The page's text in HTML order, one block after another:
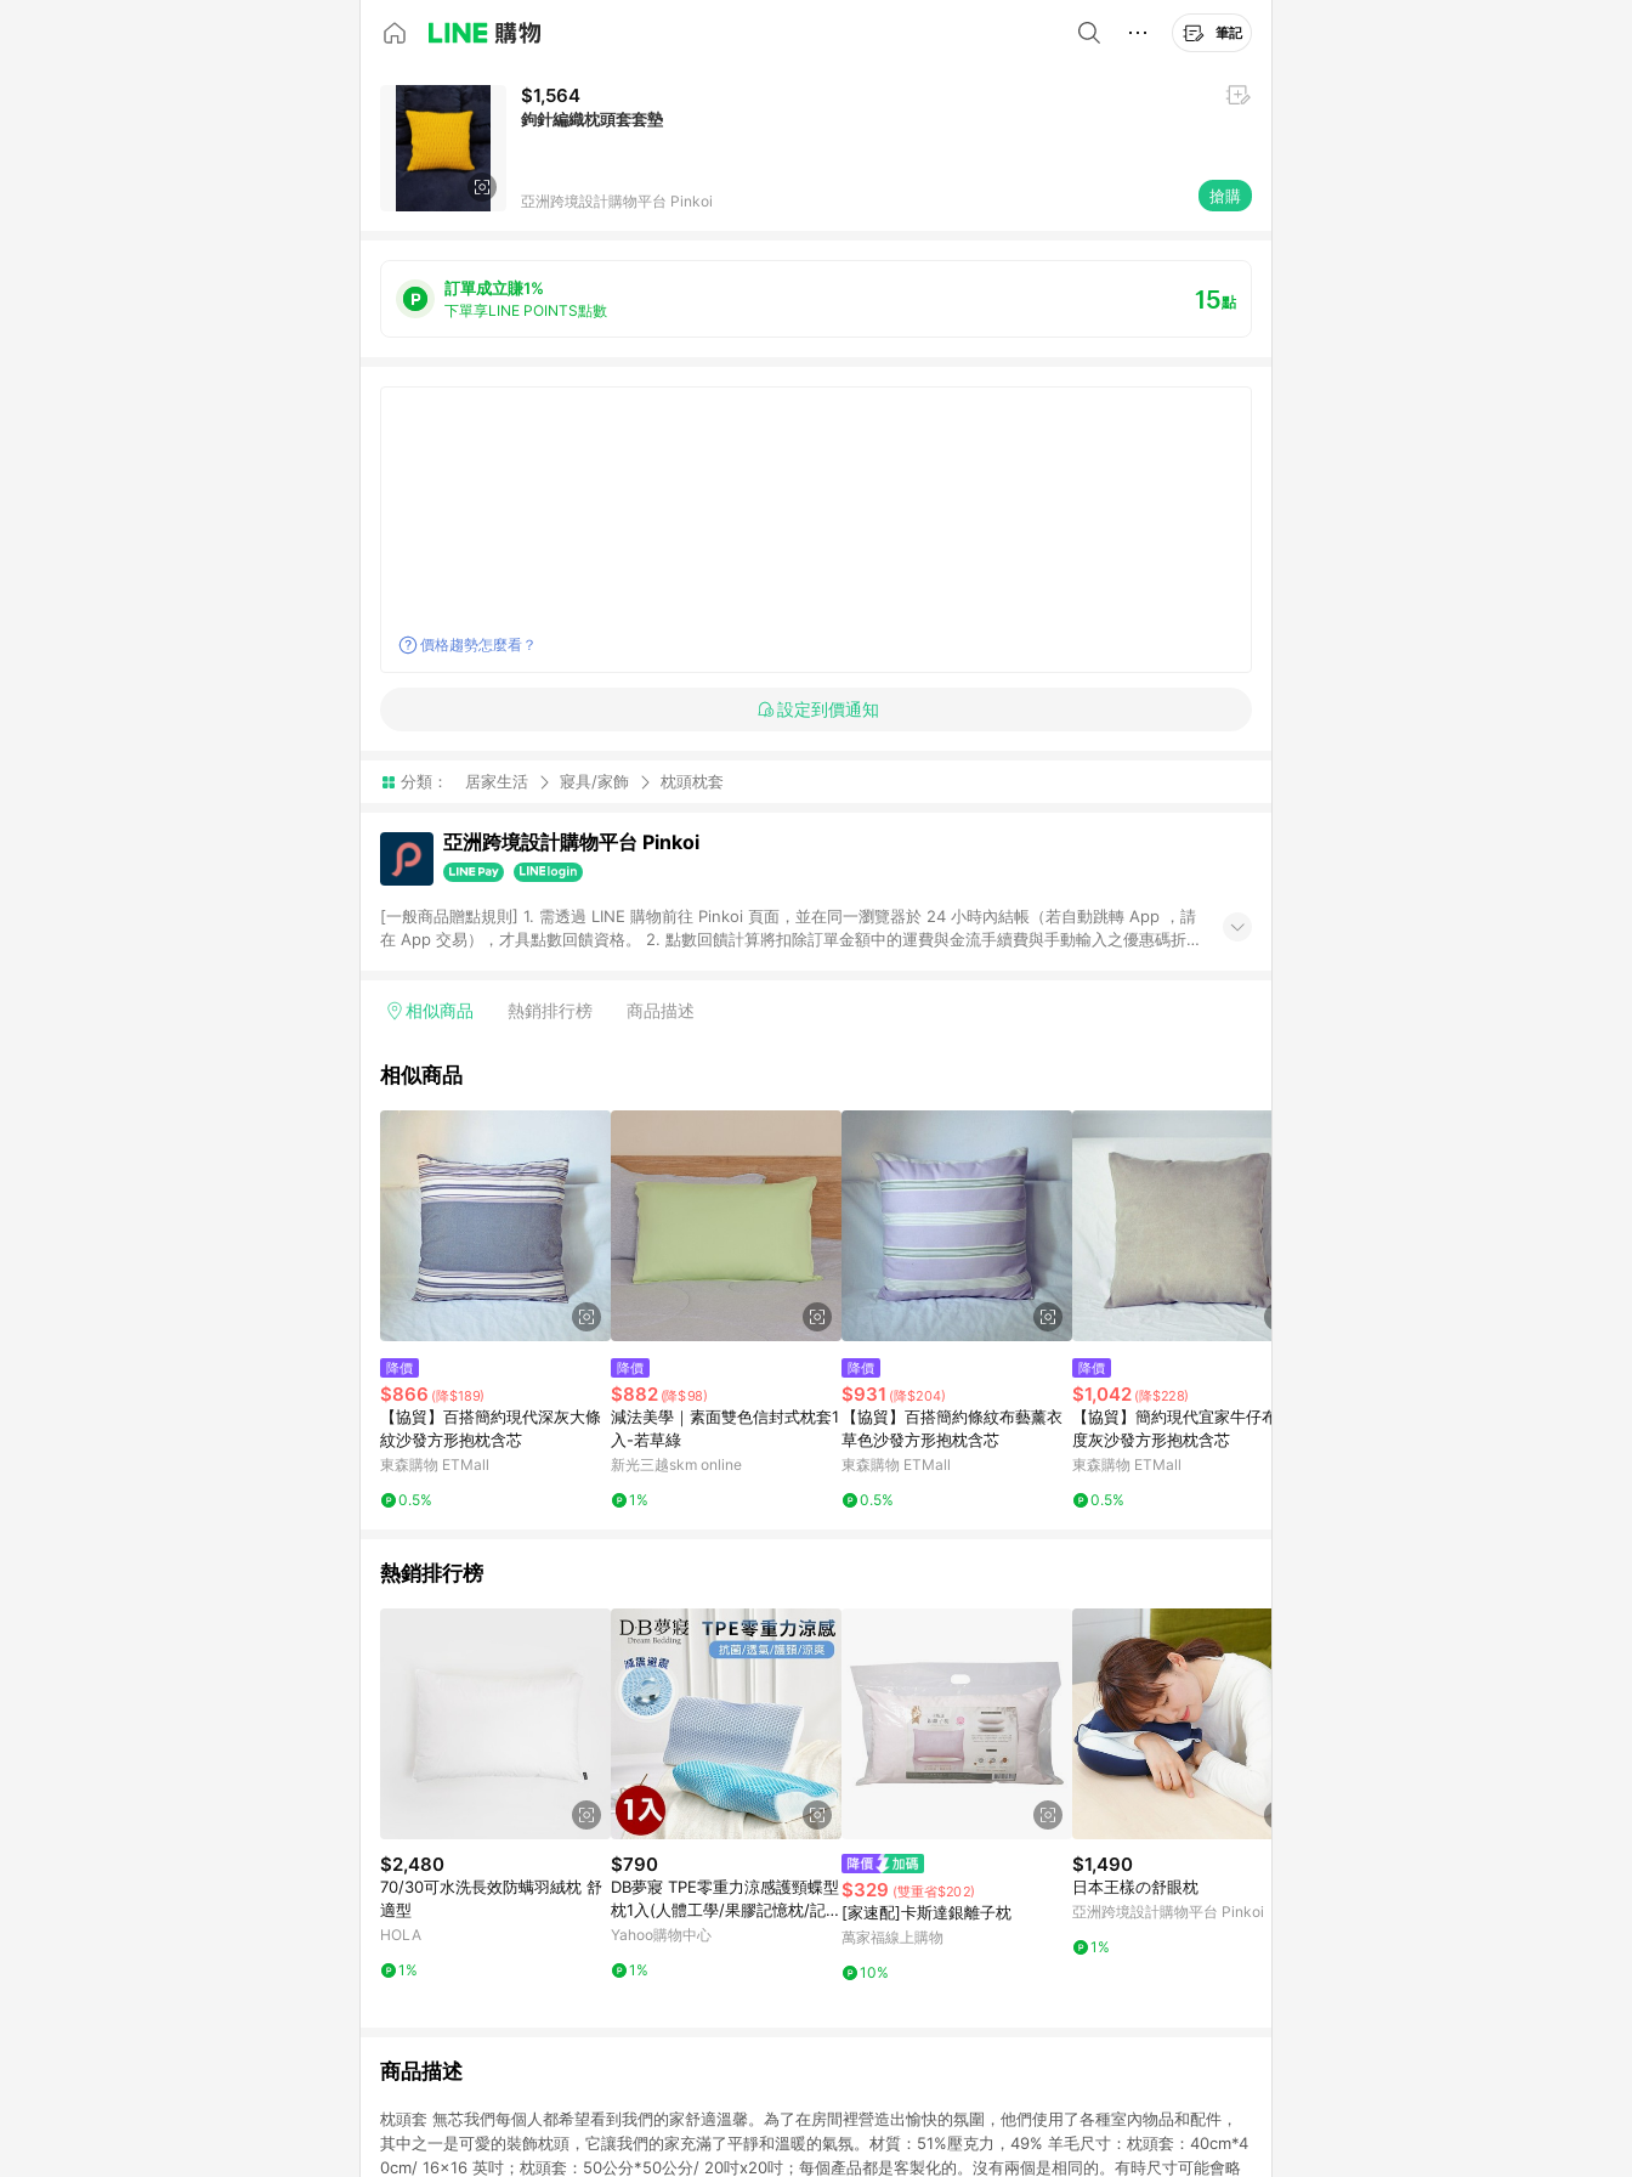
筆記
$1,564
鉤針編織枕頭套套墊
亞洲跨境設計購物平台 Pinkoi 搶購
訂單成立賺1%
下單享LINE POINTS點數 15點
價格趨勢怎麼看？
設定到價通知
分類： 居家生活 寢具/家飾 枕頭枕套
亞洲跨境設計購物平台 Pinkoi
[一般商品贈點規則] 1. 需透過 LINE 購物前往 Pinkoi 頁面，並在同一瀏覽器於 24 小時內結帳（若自動跳轉 App ，請
在 App 交易），才具點數回饋資格。 2. 點數回饋計算將扣除訂單金額中的運費與金流手續費與手動輸入之優惠碼折
格，部分退款不在此限。 6. APP 請更新至Android v4.6.0 / iOS v4.1.5 以上才具贈點資格。 7. 點數將於出貨後 45 天
使用規則請以點數紅包活動說明為準。 11. 若於 LINE 購物前往 Pinkoi 頁面後才首次下載 Pinkoi APP 並完成訂單，不
相似商品 熱銷排行榜 商品描述
相似商品
降價
$866 (降$189)
【協貿】百搭簡約現代深灰大條
紋沙發方形抱枕含芯
東森購物 ETMall
0.5%
降價
$882 (降$98)
減法美學｜素面雙色信封式枕套1
入-若草綠
新光三越skm online
1%
降價
$931 (降$204)
【協貿】百搭簡約條紋布藝薰衣
草色沙發方形抱枕含芯
東森購物 ETMall
0.5%
降價
$1,042 (降$228)
【協貿】簡約現代宜家牛仔布中
度灰沙發方形抱枕含芯
東森購物 ETMall
0.5%
熱銷排行榜
$2,480
70/30可水洗長效防螨羽絨枕 舒
適型
HOLA
1%
$790
DB夢寢 TPE零重力涼感護頸蝶型
枕1入(人體工學/果膠記憶枕/記憶
枕頭)
Yahoo購物中心
1%
$329 (雙重省$202)
[家速配]卡斯達銀離子枕
萬家福線上購物
10%
$1,490
日本王樣の舒眼枕
亞洲跨境設計購物平台 Pinkoi
1%
商品描述
枕頭套 無芯我們每個人都希望看到我們的家舒適溫馨。為了在房間裡營造出愉快的氛圍，他們使用了各種室內物品和配件，
其中之一是可愛的裝飾枕頭，它讓我們的家充滿了平靜和溫暖的氣氛。材質：51%壓克力，49% 羊毛尺寸：枕頭套：40cm*4
0cm/ 16x16 英吋；枕頭套：50公分*50公分/ 20吋x20吋；每個產品都是客製化的。沒有兩個是相同的。有時尺寸可能會略